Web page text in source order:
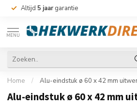
Altijd 5 jaargarantie
MENU
Home / Alu-eindstuk ø 60 x 42 mm
Alu-eindstuk ø 60 x 42 mm